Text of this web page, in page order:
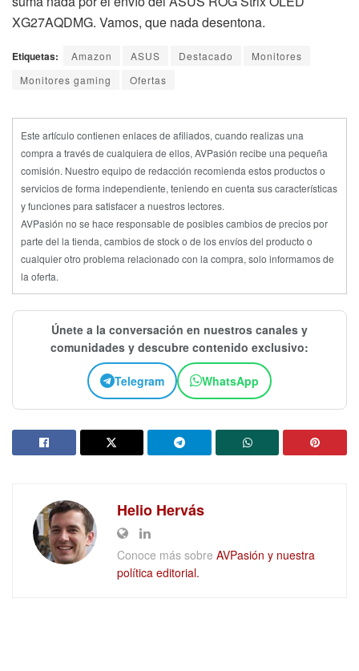
XG27AQDMG. Vamos, que nada desentona.
Etiquetas: Amazon ASUS Destacado
Monitores
Monitores gaming
Ofertas
Este artículo contienen enlaces de afiliados, cuando realizas una
compra a través de cualquiera de ellos, AVPasión recibe una pequeña
comisión. Nuestro equipo de redacción recomienda estos productos o
servicios de forma independiente, teniendo en cuenta sus características
y funciones para satisfacer a nuestros lectores.
AVPasión no se hace responsable de posibles cambios de precios por
parte del la tienda, cambios de stock o de los envíos del producto o
cualquier otro problema relacionado con la compra, solo informamos de
la oferta.
Únete a la conversación en nuestros canales y
comunidades y descubre contenido exclusivo:
Telegram WhatsApp
Helio Hervás
Conoce más sobre AVPasión y nuestra
política editorial.